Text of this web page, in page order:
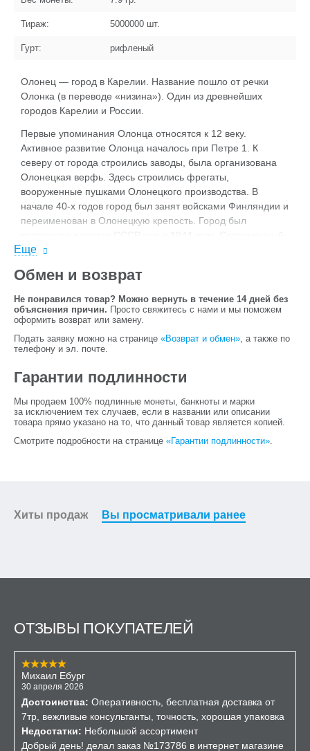
Тираж: 5000000 шт.
Гурт: рифленый
Олонец — город в Карелии. Название пошло от речки
Олонка (в переводе «низина»). Один из древнейших
городов Карелии и России.
Первые упоминания Олонца относятся к 12 веку.
Активное развитие Олонца началось при Петре 1. К
северу от города строились заводы, была организована
Олонецкая верфь. Здесь строились фрегаты,
вооруженные пушками Олонецкого производства. В
начале 40-х годов город был занят войсками Финляндии и
переименован в Олонецкую крепость. Город был
Олонец сохранил планировку XVIII века.
Еще
Обмен и возврат
Не понравился товар? Можно вернуть в течение 14 дней без
объяснения причин. Просто свяжитесь с нами и мы поможем
оформить возврат или замену.
Подать заявку можно на странице «Возврат и обмен», а также по
телефону и эл. почте.
Гарантии подлинности
Мы продаем 100% подлинные монеты, банкноты и марки
за исключением тех случаев, если в названии или описании
товара прямо указано на то, что данный товар является копией.
Смотрите подробности на странице «Гарантии подлинности».
Хиты продаж Вы просматривали ранее
ОТЗЫВЫ ПОКУПАТЕЛЕЙ
Михаил Ебург
30 апреля 2026
Достоинства: Оперативность, бесплатная доставка от
7тр, вежливые консультанты, точность, хорошая упаковка
Недостатки: Небольшой ассортимент
Добрый день! делал заказ №173786 в интернет магазине